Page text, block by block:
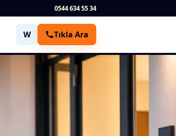
0544 634 55 34
W Tıkla Ara